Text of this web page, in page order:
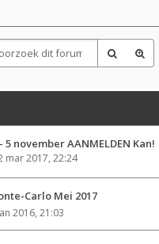
5 november AANMELDEN Kan!
mar 2017, 22:24
Carlo Mei 2017
2016, 21:03